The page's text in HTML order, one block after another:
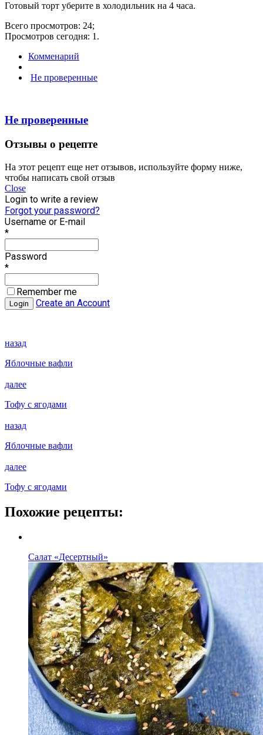
Готовый торт уберите в холодильник на 4 часа.
Всего просмотров: 24;
Просмотров сегодня: 1.
Комменарий
Не проверенные
Не проверенные
Отзывы о рецепте
На этот рецепт еще нет отзывов, используйте форму ниже,
чтобы написать свой отзыв
Close
Login to write a review
Forgot your password?
Username or E-mail
*
Password
*
Remember me
Create an Account
назад
Яблочные вафли
далее
Тофу с ягодами
назад
Яблочные вафли
далее
Тофу с ягодами
Похожие рецепты:
Салат «Десертный»